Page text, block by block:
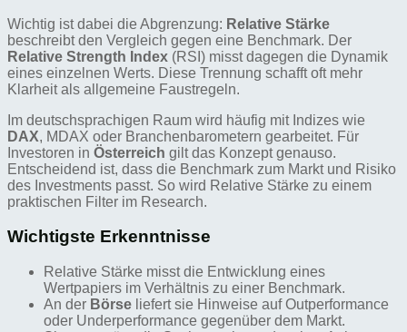
Wichtig ist dabei die Abgrenzung: Relative Stärke
beschreibt den Vergleich gegen eine Benchmark. Der
Relative Strength Index (RSI) misst dagegen die Dynamik
eines einzelnen Werts. Diese Trennung schafft oft mehr
Klarheit als allgemeine Faustregeln.
Im deutschsprachigen Raum wird häufig mit Indizes wie
DAX, MDAX oder Branchenbarometern gearbeitet. Für
Investoren in Österreich gilt das Konzept genauso.
Entscheidend ist, dass die Benchmark zum Markt und Risiko
des Investments passt. So wird Relative Stärke zu einem
praktischen Filter im Research.
Wichtigste Erkenntnisse
Relative Stärke misst die Entwicklung eines
Wertpapiers im Verhältnis zu einer Benchmark.
An der Börse liefert sie Hinweise auf Outperformance
oder Underperformance gegenüber dem Markt.